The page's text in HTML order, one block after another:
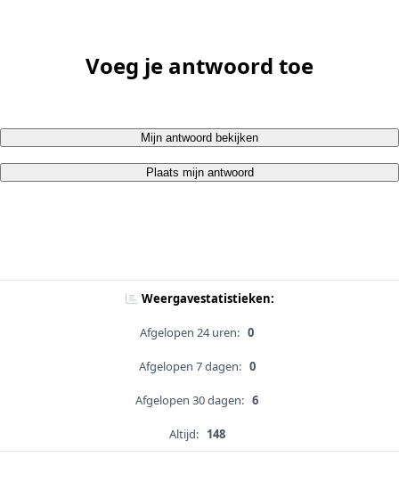
Voeg je antwoord toe
Mijn antwoord bekijken
Plaats mijn antwoord
Weergavestatistieken:
Afgelopen 24 uren: 0
Afgelopen 7 dagen: 0
Afgelopen 30 dagen: 6
Altijd: 148